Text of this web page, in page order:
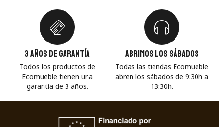
3 años de garantía
Todos los productos de
Ecomueble tienen una
garantía de 3 años.
Abrimos los sábados
Todas las tiendas Ecomueble
abren los sábados de 9:30h a
13:30h.